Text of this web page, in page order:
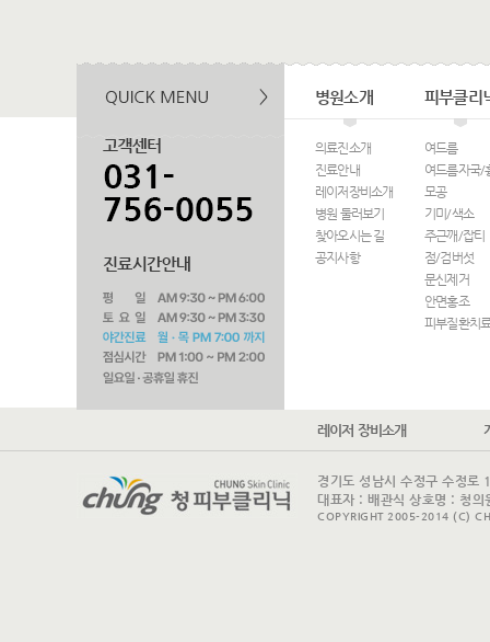
병원소개
의료진소개
진료안내
레이저장비소개
병원 둘러보기
찾아오시는 길
공지사항
피부클리
여드름
여드름자국/
모공
기미/색소
주근깨/잡티
점/검버섯
문신제거
안면홍조
피부질환치
레이저 장비소개
경기도 성남시 수정구 수정
대표자 : 배관식 상호명 : 청
COPYRIGHT 2005-2014 (C)